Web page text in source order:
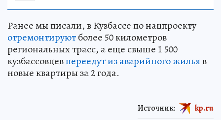
Ранее мы писали, в Кузбассе по нацпроекту
отремонтируютболее 50 километров
региональных трасс, а еще свыше 1 500
кузбассовцевпереедут из аварийного жильяв
новые квартиры за 2 года.
Источник: kp.ru